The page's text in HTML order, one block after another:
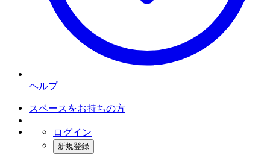
ヘルプ
スペースをお持ちの方
ログイン
新規登録